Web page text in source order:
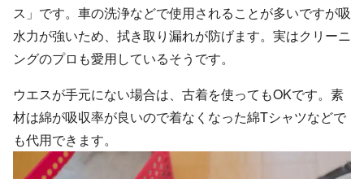
ス」です。車の洗浄などで使用されることが多いですが吸
水力が強いため、拭き取り漏れが防げます。実はクリーニ
ングのプロも愛用しているそうです。
ウエスが手元にない場合は、古着を使ってもOKです。素
材は綿が吸収率が良いので着なくなった綿Tシャツなどで
も代用できます。